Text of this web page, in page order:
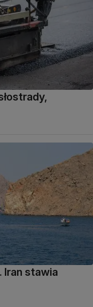
Iran stawia